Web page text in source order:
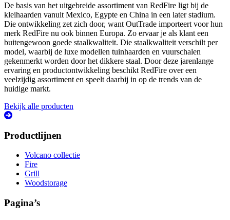
De basis van het uitgebreide assortiment van RedFire ligt bij de
kleihaarden vanuit Mexico, Egypte en China in een later stadium.
Die ontwikkeling zet zich door, want OutTrade importeert voor hun
merk RedFire nu ook binnen Europa. Zo ervaar je als klant een
buitengewoon goede staalkwaliteit. Die staalkwaliteit verschilt per
model, waarbij de luxe modellen tuinhaarden en vuurschalen
gekenmerkt worden door het dikkere staal. Door deze jarenlange
ervaring en productontwikkeling beschikt RedFire over een
veelzijdig assortiment en speelt daarbij in op de trends van de
huidige markt.
Bekijk alle producten
Productlijnen
Volcano collectie
Fire
Grill
Woodstorage
Pagina’s